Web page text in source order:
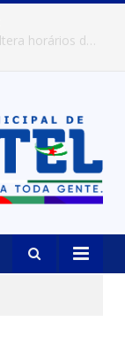
Prefeitura de Portel abre inscrições para concursos que elegerão os destaques do Verão 2026